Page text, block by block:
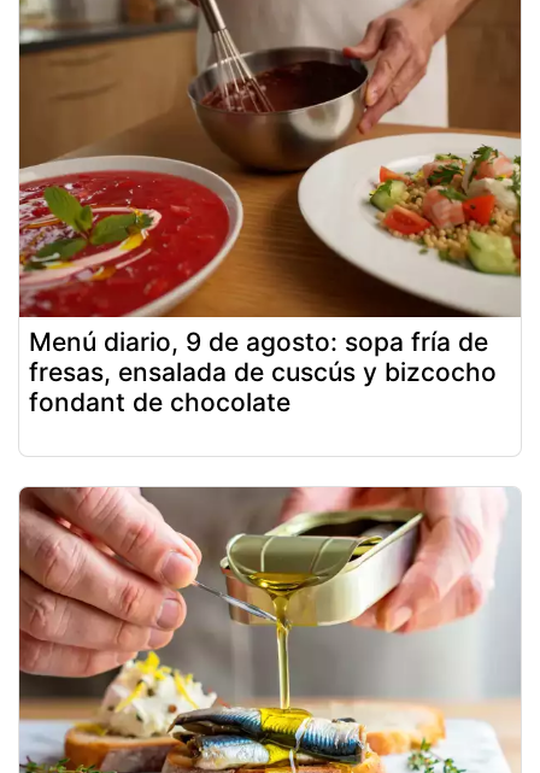
Menú diario, 9 de agosto: sopa fría de
fresas, ensalada de cuscús y bizcocho
fondant de chocolate